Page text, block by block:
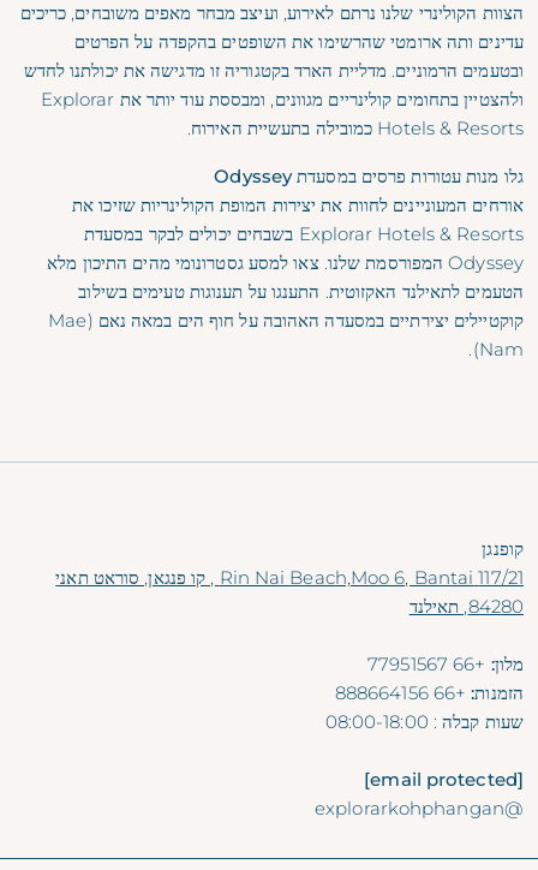
הצוות הקולינרי שלנו נרתם לאירוע, ועיצב מבחר מאפים משובחים, כריכים
עדינים ותה ארומטי שהרשימו את השופטים בהקפדה על הפרטים
ובטעמים הרמוניים. מדליית הארד בקטגוריה זו מדגישה את יכולתנו לחדש
ולהצטיין בתחומים קולינריים מגוונים, ומבססת עוד יותר את Explorar
Hotels & Resorts כמובילה בתעשיית האירוח.
גלו מנות עטורות פרסים במסעדת Odyssey
אורחים המעוניינים לחוות את יצירות המופת הקולינריות שזיכו את
Explorar Hotels & Resorts בשבחים יכולים לבקר
במסעדת
Odysseyהמפורסמת שלנו. צאו למסע גסטרונומי מהים התיכון מלא
הטעמים לתאילנד האקזוטית. התענגו על תענוגות טעימים בשילוב
קוקטיילים יצירתיים במסעדה האהובה על חוף הים במאה נאם (Mae
Nam).
קופנגן
117/21 Rin Nai Beach,Moo 6, Bantai , קו פנגאן, סוראט תאני
84280, תאילנד
מלון: +66 77951567
הזמנות: +66 888664156
שעות קבלה: 08:00-18:00
[email protected]
@explorarkohphangan